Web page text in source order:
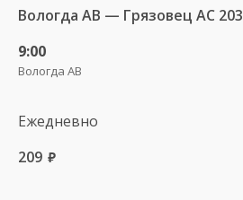
Вологда АВ — Грязовец АС 203
9:00
Вологда АВ
Ежедневно
209 руб.